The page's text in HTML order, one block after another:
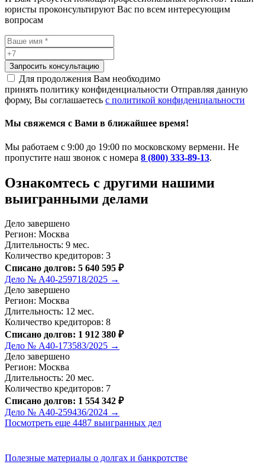
юристы проконсультируют Вас по всем интересующим
вопросам
Запросить консультацию
Для продолжения Вам необходимо
принять политику конфиденциальности Отправляя данную
форму, Вы соглашаетесь с политикой конфиденциальности
Мы свяжемся с Вами в ближайшее время!
Мы работаем с 9:00 до 19:00 по московскому вермени. Не
пропустите наш звонок с номера 8 (800) 333-89-13.
Ознакомтесь c другими нашими
выигранными делами
Дело завершено
Регион: Москва
Длительность: 9 мес.
Количество кредиторов: 3
Списано долгов: 5 640 595 ₽
Дело № А40-259718/2025 →
Дело завершено
Регион: Москва
Длительность: 12 мес.
Количество кредиторов: 8
Списано долгов: 1 912 380 ₽
Дело № А40-173583/2025 →
Дело завершено
Регион: Москва
Длительность: 20 мес.
Количество кредиторов: 7
Списано долгов: 1 554 342 ₽
Дело № А40-259436/2024 →
Посмотреть еще 4487 выигранных дел
Полезные материалы о долгах и банкротстве